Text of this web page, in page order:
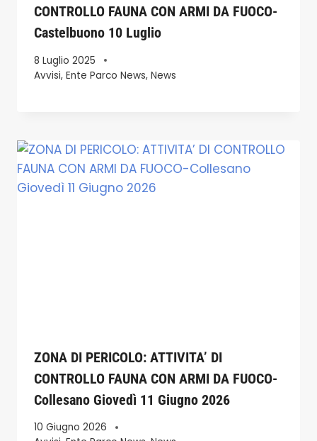
CONTROLLO FAUNA CON ARMI DA FUOCO-
Castelbuono 10 Luglio
8 Luglio 2025
Avvisi, Ente Parco News, News
ZONA DI PERICOLO: ATTIVITA’ DI
CONTROLLO FAUNA CON ARMI DA FUOCO-
Collesano Giovedì 11 Giugno 2026
10 Giugno 2026